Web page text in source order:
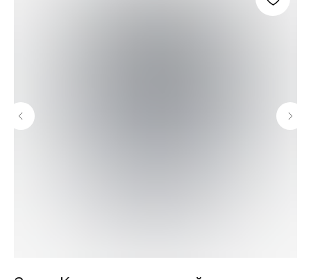
и получите
бесплатный